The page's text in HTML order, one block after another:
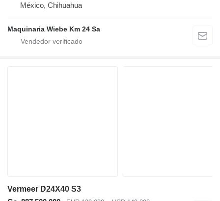
México, Chihuahua
Maquinaria Wiebe Km 24 Sa
Vermeer D24X40 S3